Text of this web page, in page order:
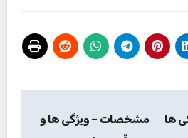
ها
مشخصات – ویژگی ها و